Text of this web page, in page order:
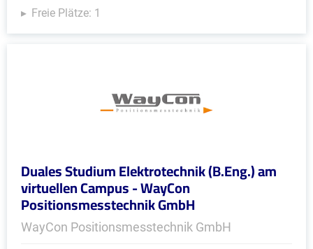
Freie Plätze: 1
Duales Studium Elektrotechnik (B.Eng.) am
virtuellen Campus - WayCon
Positionsmesstechnik GmbH
WayCon Positionsmesstechnik GmbH